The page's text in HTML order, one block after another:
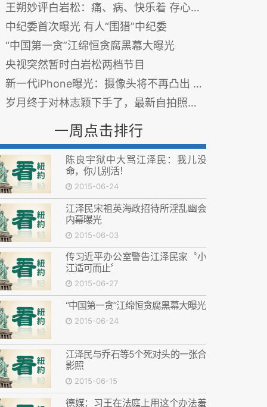
王朔妙评白岩松：痛、病、快乐着 存心欺世？
中纪委首次曝光 有人“围猎”中纪委
“中国第一贪”江绵恒贪腐黑幕大曝光
央视突然暂时白岩松两档节目
新一代iPhone曝光：摄像头将不再凸出 图
岁月终于对林志颖下手了，最新自拍照曝光，网友纷纷围观调侃
一周点击排行
陈良宇狱中大骂江泽民：我儿没
命，你儿别活！
2015-06-24
江泽民宋祖英海政招待所淫乱幽会
内幕曝光
2015-06-03
传习近平办公室警告江泽民家〝小
江适可而止〞
2015-06-27
“中国第一贪”江绵恒贪腐黑幕大曝光
2015-06-24
江泽民与乔石等5个死对头的一张合
影照
2015-06-15
德媒：习王在法庭上用这个办法羞